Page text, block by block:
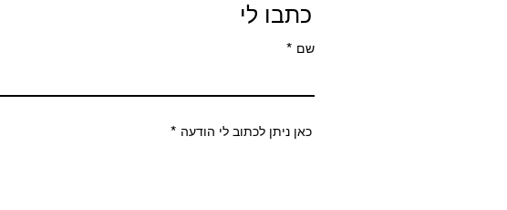
כתבו לי
שם
כאן ניתן לכתוב לי הודעה